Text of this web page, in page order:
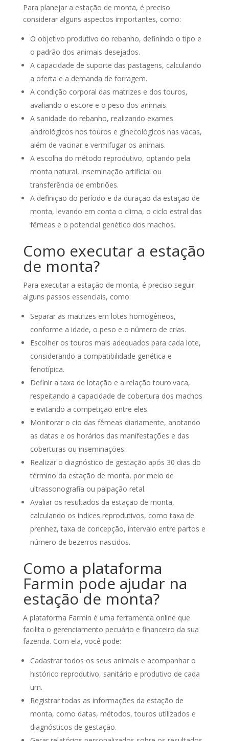
Para planejar a estação de monta, é preciso
considerar alguns aspectos importantes, como:
O objetivo produtivo do rebanho, definindo o tipo e
o padrão dos animais desejados.
A capacidade de suporte das pastagens, calculando
a oferta e a demanda de forragem.
A condição corporal das matrizes e dos touros,
avaliando o escore e o peso dos animais.
A sanidade do rebanho, realizando exames
andrológicos nos touros e ginecológicos nas vacas,
além de vacinar e vermifugar os animais.
A escolha do método reprodutivo, optando pela
monta natural, inseminação artificial ou
transferência de embriões.
A definição do período e da duração da estação de
monta, levando em conta o clima, o ciclo estral das
fêmeas e o potencial genético dos machos.
Como executar a estação
de monta?
Para executar a estação de monta, é preciso seguir
alguns passos essenciais, como:
Separar as matrizes em lotes homogêneos,
conforme a idade, o peso e o número de crias.
Escolher os touros mais adequados para cada lote,
considerando a compatibilidade genética e
fenotípica.
Definir a taxa de lotação e a relação touro:vaca,
respeitando a capacidade de cobertura dos machos
e evitando a competição entre eles.
Monitorar o cio das fêmeas diariamente, anotando
as datas e os horários das manifestações e das
coberturas ou inseminações.
Realizar o diagnóstico de gestação após 30 dias do
término da estação de monta, por meio de
ultrassonografia ou palpação retal.
Avaliar os resultados da estação de monta,
calculando os índices reprodutivos, como taxa de
prenhez, taxa de concepção, intervalo entre partos e
número de bezerros nascidos.
Como a plataforma
Farmin pode ajudar na
estação de monta?
A plataforma Farmin é uma ferramenta online que
facilita o gerenciamento pecuário e financeiro da sua
fazenda. Com ela, você pode:
Cadastrar todos os seus animais e acompanhar o
histórico reprodutivo, sanitário e produtivo de cada
um.
Registrar todas as informações da estação de
monta, como datas, métodos, touros utilizados e
diagnósticos de gestação.